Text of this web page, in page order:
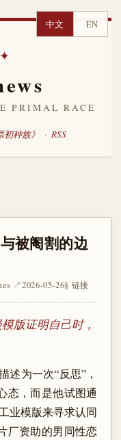
中文 EN
PRIMAL RACE
种族》 · RSS
被阉割的边
↗2026-05-26§ 链接
版证明自己时，
述为一次“反思”，
态，而是他试图通
业模版来寻求认同
厂资助的男同性恋